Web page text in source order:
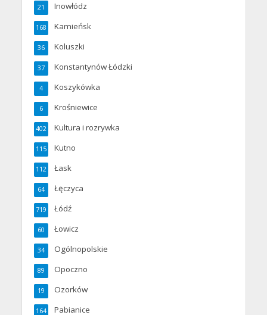
Inowłódz
21
Kamieńsk
168
Koluszki
36
Konstantynów Łódzki
37
Koszykówka
4
Krośniewice
6
Kultura i rozrywka
402
Kutno
115
Łask
112
Łęczyca
64
Łódź
719
Łowicz
60
Ogólnopolskie
34
Opoczno
89
Ozorków
19
Pabianice
164